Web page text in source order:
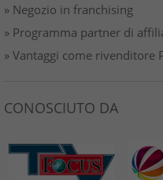
» Negozio in franchising
» Programma partner di
» Vantaggi come rivenditore
CONOSCIUTO DA